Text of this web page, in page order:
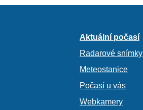
Aktuální počasí
Radarové snímky
Meteostanice
Počasí u vás
Webkamery